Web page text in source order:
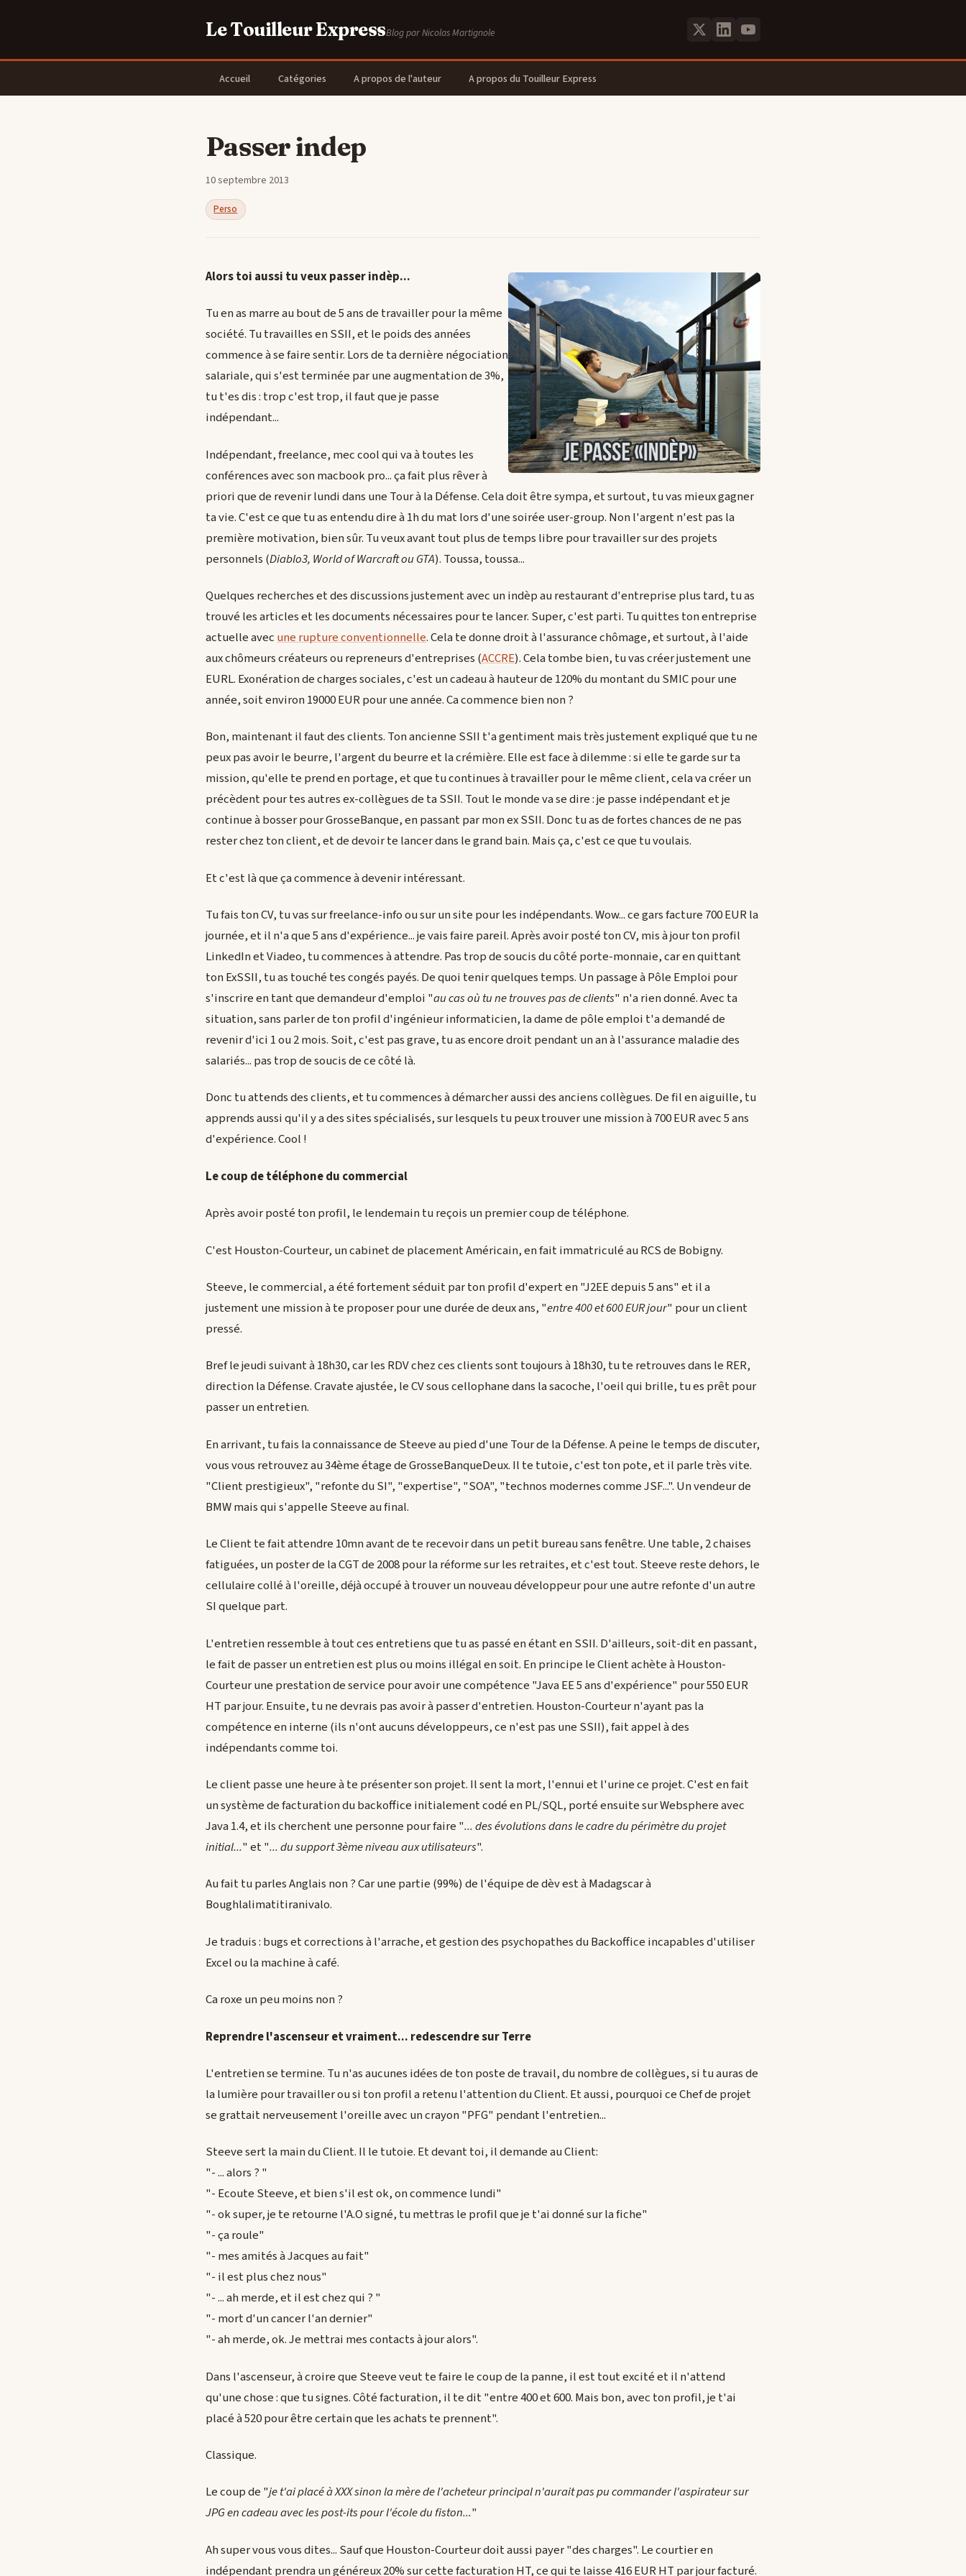
Le Touilleur ExpressBlog par Nicolas Martignole
Accueil Catégories A propos de l'auteur A propos du Touilleur Express
Passer indep
10 septembre 2013
Perso
Alors toi aussi tu veux passer indèp...
Tu en as marre au bout de 5 ans de travailler pour la même
société. Tu travailles en SSII, et le poids des années
commence à se faire sentir. Lors de ta dernière négociation
salariale, qui s'est terminée par une augmentation de 3%,
tu t'es dis : trop c'est trop, il faut que je passe
indépendant...
Indépendant, freelance, mec cool qui va à toutes les
conférences avec son macbook pro... ça fait plus rêver à
priori que de revenir lundi dans une Tour à la Défense. Cela doit être sympa, et surtout, tu vas mieux gagner
ta vie. C'est ce que tu as entendu dire à 1h du mat lors d'une soirée user-group. Non l'argent n'est pas la
première motivation, bien sûr. Tu veux avant tout plus de temps libre pour travailler sur des projets
personnels (Diablo3, World of Warcraft ou GTA). Toussa, toussa...
Quelques recherches et des discussions justement avec un indèp au restaurant d'entreprise plus tard, tu as
trouvé les articles et les documents nécessaires pour te lancer. Super, c'est parti. Tu quittes ton entreprise
actuelle avecune rupture conventionnelle. Cela te donne droit à l'assurance chômage, et surtout, à l'aide
aux chômeurs créateurs ou repreneurs d'entreprises (ACCRE). Cela tombe bien, tu vas créer justement une
EURL. Exonération de charges sociales, c'est un cadeau à hauteur de 120% du montant du SMIC pour une
année, soit environ 19000 EUR pour une année. Ca commence bien non ?
Bon, maintenant il faut des clients. Ton ancienne SSII t'a gentiment mais très justement expliqué que tu ne
peux pas avoir le beurre, l'argent du beurre et la crémière. Elle est face à dilemme : si elle te garde sur ta
mission, qu'elle te prend en portage, et que tu continues à travailler pour le même client, cela va créer un
précèdent pour tes autres ex-collègues de ta SSII. Tout le monde va se dire : je passe indépendant et je
continue à bosser pour GrosseBanque, en passant par mon ex SSII. Donc tu as de fortes chances de ne pas
rester chez ton client, et de devoir te lancer dans le grand bain. Mais ça, c'est ce que tu voulais.
Et c'est là que ça commence à devenir intéressant.
Tu fais ton CV, tu vas sur freelance-info ou sur un site pour les indépendants. Wow... ce gars facture 700 EUR la
journée, et il n'a que 5 ans d'expérience... je vais faire pareil. Après avoir posté ton CV, mis à jour ton profil
LinkedIn et Viadeo, tu commences à attendre. Pas trop de soucis du côté porte-monnaie, car en quittant
ton ExSSII, tu as touché tes congés payés. De quoi tenir quelques temps. Un passage à Pôle Emploi pour
s'inscrire en tant que demandeur d'emploi "au cas où tu ne trouves pas de clients" n'a rien donné. Avec ta
situation, sans parler de ton profil d'ingénieur informaticien, la dame de pôle emploi t'a demandé de
revenir d'ici 1 ou 2 mois. Soit, c'est pas grave, tu as encore droit pendant un an à l'assurance maladie des
salariés... pas trop de soucis de ce côté là.
Donc tu attends des clients, et tu commences à démarcher aussi des anciens collègues. De fil en aiguille, tu
apprends aussi qu'il y a des sites spécialisés, sur lesquels tu peux trouver une mission à 700 EUR avec 5 ans
d'expérience. Cool !
Le coup de téléphone du commercial
Après avoir posté ton profil, le lendemain tu reçois un premier coup de téléphone.
C'est Houston-Courteur, un cabinet de placement Américain, en fait immatriculé au RCS de Bobigny.
Steeve, le commercial, a été fortement séduit par ton profil d'expert en "J2EE depuis 5 ans" et il a
justement une mission à te proposer pour une durée de deux ans, "entre 400 et 600 EUR jour" pour un client
pressé.
Bref le jeudi suivant à 18h30, car les RDV chez ces clients sont toujours à 18h30, tu te retrouves dans le RER,
direction la Défense. Cravate ajustée, le CV sous cellophane dans la sacoche, l'oeil qui brille, tu es prêt pour
passer un entretien.
En arrivant, tu fais la connaissance de Steeve au pied d'une Tour de la Défense. A peine le temps de discuter,
vous vous retrouvez au 34ème étage de GrosseBanqueDeux. Il te tutoie, c'est ton pote, et il parle très vite.
"Client prestigieux", "refonte du SI", "expertise", "SOA", "technos modernes comme JSF...". Un vendeur de
BMW mais qui s'appelle Steeve au final.
Le Client te fait attendre 10mn avant de te recevoir dans un petit bureau sans fenêtre. Une table, 2 chaises
fatiguées, un poster de la CGT de 2008 pour la réforme sur les retraites, et c'est tout. Steeve reste dehors, le
cellulaire collé à l'oreille, déjà occupé à trouver un nouveau développeur pour une autre refonte d'un autre
SI quelque part.
L'entretien ressemble à tout ces entretiens que tu as passé en étant en SSII. D'ailleurs, soit-dit en passant,
le fait de passer un entretien est plus ou moins illégal en soit. En principe le Client achète à Houston-
Courteur une prestation de service pour avoir une compétence "Java EE 5 ans d'expérience" pour 550 EUR
HT par jour. Ensuite, tu ne devrais pas avoir à passer d'entretien. Houston-Courteur n'ayant pas la
compétence en interne (ils n'ont aucuns développeurs, ce n'est pas une SSII), fait appel à des
indépendants comme toi.
Le client passe une heure à te présenter son projet. Il sent la mort, l'ennui et l'urine ce projet. C'est en fait
un système de facturation du backoffice initialement codé en PL/SQL, porté ensuite sur Websphere avec
Java 1.4, et ils cherchent une personne pour faire "... des évolutions dans le cadre du périmètre du projet
initial..." et "... du support 3ème niveau aux utilisateurs".
Au fait tu parles Anglais non ? Car une partie (99%) de l'équipe de dèv est à Madagscar à
Boughlalimatitiranivalo.
Je traduis : bugs et corrections à l'arrache, et gestion des psychopathes du Backoffice incapables d'utiliser
Excel ou la machine à café.
Ca roxe un peu moins non ?
Reprendre l'ascenseur et vraiment... redescendre sur Terre
L'entretien se termine. Tu n'as aucunes idées de ton poste de travail, du nombre de collègues, si tu auras de
la lumière pour travailler ou si ton profil a retenu l'attention du Client. Et aussi, pourquoi ce Chef de projet
se grattait nerveusement l'oreille avec un crayon "PFG" pendant l'entretien...
Steeve sert la main du Client. Il le tutoie. Et devant toi, il demande au Client:
"- ... alors ? "
"- Ecoute Steeve, et bien s'il est ok, on commence lundi"
"- ok super, je te retourne l'A.O signé, tu mettras le profil que je t'ai donné sur la fiche"
"- ça roule"
"- mes amités à Jacques au fait"
"- il est plus chez nous"
"- ... ah merde, et il est chez qui ? "
"- mort d'un cancer l'an dernier"
"- ah merde, ok. Je mettrai mes contacts à jour alors".
Dans l'ascenseur, à croire que Steeve veut te faire le coup de la panne, il est tout excité et il n'attend
qu'une chose : que tu signes. Côté facturation, il te dit "entre 400 et 600. Mais bon, avec ton profil, je t'ai
placé à 520 pour être certain que les achats te prennent".
Classique.
Le coup de "je t'ai placé à XXX sinon la mère de l'acheteur principal n'aurait pas pu commander l'aspirateur sur
JPG en cadeau avec les post-its pour l'école du fiston..."
Ah super vous vous dites... Sauf que Houston-Courteur doit aussi payer "des charges". Le courtier en
indépendant prendra un généreux 20% sur cette facturation HT, ce qui te laisse 416 EUR HT par jour facturé.